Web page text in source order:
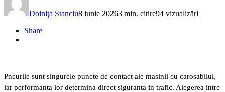
Doiniţa Stanciu8 iunie 20263 min. citire94 vizualizări
Share
Pneurile sunt singurele puncte de contact ale masinii cu carosabilul,
iar performanta lor determina direct siguranta in trafic. Alegerea intre